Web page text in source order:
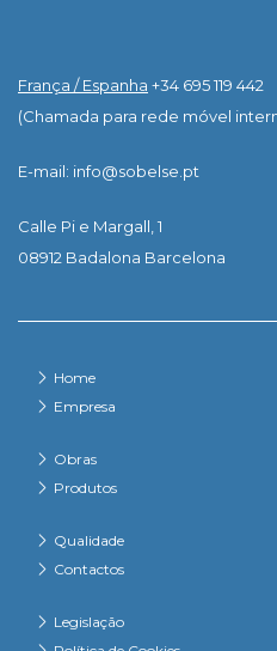
França / Espanha +34 695 119 442
(Chamada para rede móvel
E-mail: info@sobelse.pt
Calle Pi e Margall, 1
08912 Badalona Barcelona
Home
Empresa
Obras
Produtos
Qualidade
Contactos
Legislação